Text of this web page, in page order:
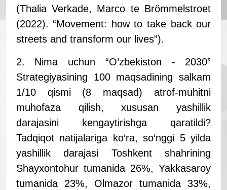
(Thalia Verkade, Marco te Brömmelstroet
(2022). “Movement: how to take back our
streets and transform our lives”).
2. Nima uchun “O’zbekiston - 2030”
Strategiyasining 100 maqsadining salkam
1/10 qismi (8 maqsad) atrof-muhitni
muhofaza qilish, xususan yashillik
darajasini kengaytirishga qaratildi?
Tadqiqot natijalariga ko‘ra, so‘nggi 5 yilda
yashillik darajasi Toshkent shahrining
Shayxontohur tumanida 26%, Yakkasaroy
tumanida 23%, Olmazor tumanida 33%,